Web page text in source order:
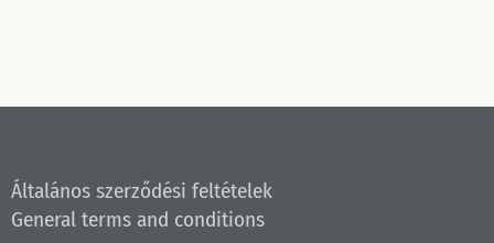
Általános szerződési feltételek
General terms and conditions